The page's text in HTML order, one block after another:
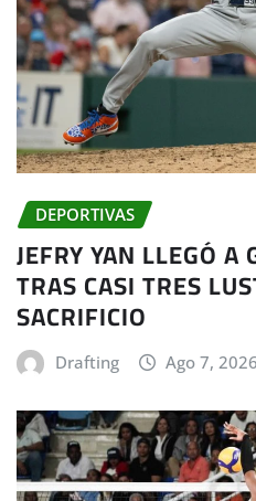
DEPORTIVAS
JEFRY YAN LLEGÓ A
TRAS CASI TRES
SACRIFICIO
Drafting Ago 7, 2026